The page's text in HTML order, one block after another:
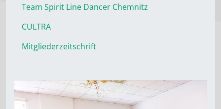
Team Spirit Line Dancer Chemnitz
CULTRA
Mitgliederzeitschrift